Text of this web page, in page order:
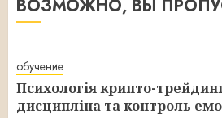
ВОЗМОЖНО, ВЫ
обучение
Психологія крипто-
дисципліна та контроль